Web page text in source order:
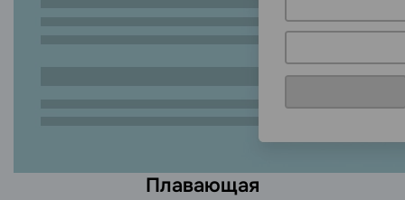
Плавающая